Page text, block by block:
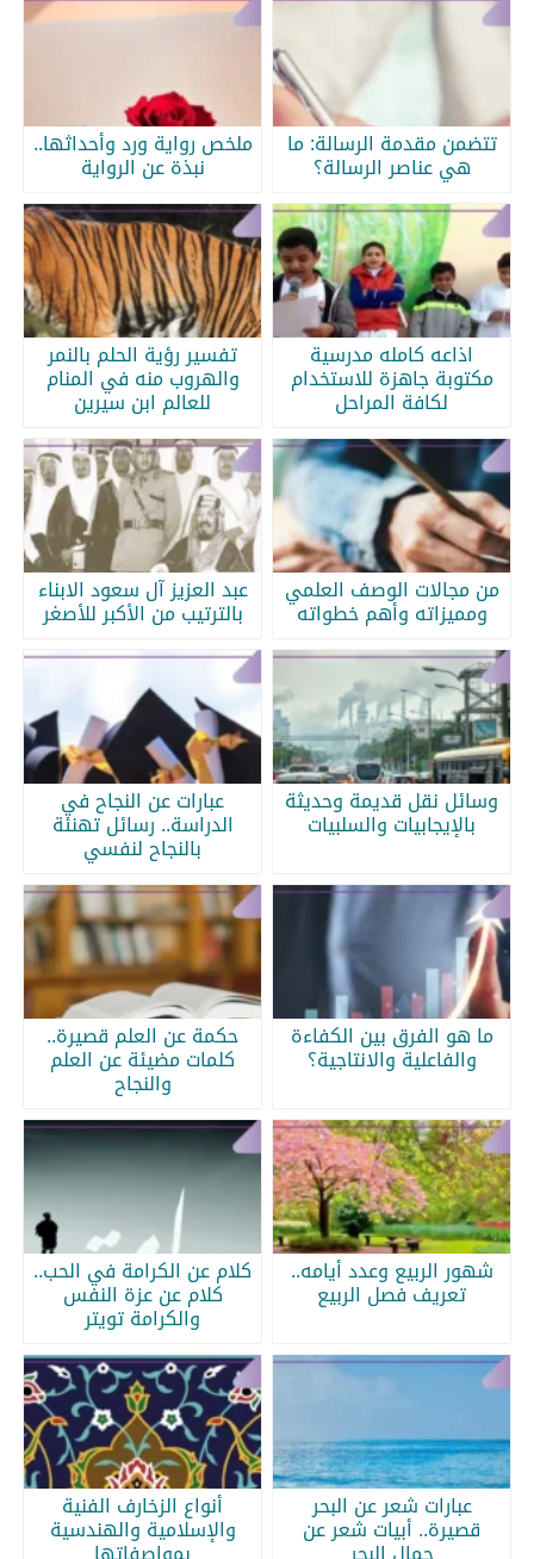
تتضمن مقدمة الرسالة: ما
هي عناصر الرسالة؟
ملخص رواية ورد وأحداثها..
نبذة عن الرواية
اذاعه كامله مدرسية
مكتوبة جاهزة للاستخدام
لكافة المراحل
تفسير رؤية الحلم بالنمر
والهروب منه في المنام
للعالم ابن سيرين
من مجالات الوصف العلمي
ومميزاته وأهم خطواته
عبد العزيز آل سعود الابناء
بالترتيب من الأكبر للأصغر
وسائل نقل قديمة وحديثة
بالإيجابيات والسلبيات
عبارات عن النجاح في
الدراسة.. رسائل تهنئة
بالنجاح لنفسي
ما هو الفرق بين الكفاءة
والفاعلية والانتاجية؟
حكمة عن العلم قصيرة..
كلمات مضيئة عن العلم
والنجاح
شهور الربيع وعدد أيامه..
تعريف فصل الربيع
كلام عن الكرامة في الحب..
كلام عن عزة النفس
والكرامة تويتر
عبارات شعر عن البحر
قصيرة.. أبيات شعر عن
أنواع الزخارف الفنية
والإسلامية والهندسية